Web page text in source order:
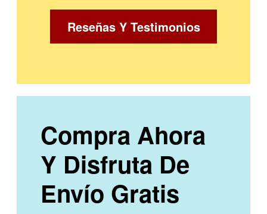
Reseñas Y Testimonios
Compra Ahora
Y Disfruta De
Envío Gratis